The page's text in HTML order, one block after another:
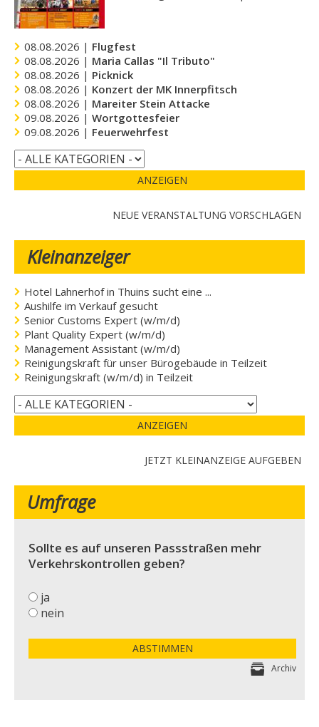
08.08.2026 | Flugfest
08.08.2026 | Maria Callas "Il Tributo"
08.08.2026 | Picknick
08.08.2026 | Konzert der MK Innerpfitsch
08.08.2026 | Mareiter Stein Attacke
09.08.2026 | Wortgottesfeier
09.08.2026 | Feuerwehrfest
ANZEIGEN
NEUE VERANSTALTUNG VORSCHLAGEN
Kleinanzeiger
Hotel Lahnerhof in Thuins sucht eine ...
Aushilfe im Verkauf gesucht
Senior Customs Expert (w/m/d)
Plant Quality Expert (w/m/d)
Management Assistant (w/m/d)
Reinigungskraft für unser Bürogebäude in Teilzeit
Reinigungskraft (w/m/d) in Teilzeit
ANZEIGEN
JETZT KLEINANZEIGE AUFGEBEN
Umfrage
Sollte es auf unseren Passstraßen mehr
Verkehrskontrollen geben?
ja
nein
ABSTIMMEN
Archiv